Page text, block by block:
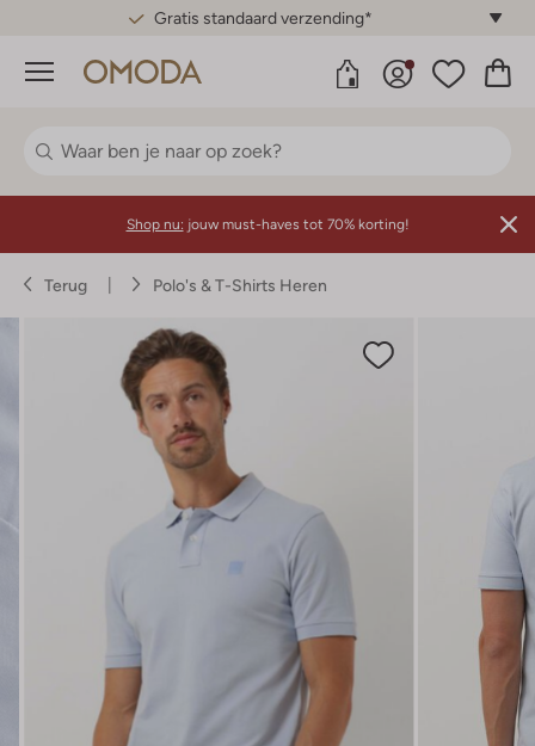
Gratis standaard verzending*
Menu
Shop nu: jouw must-haves tot 70% korting!
Terug Polo's & T-Shirts Heren